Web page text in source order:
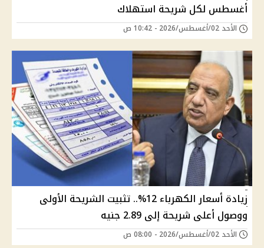
أغسطس لكل شريحة استهلاك
الأحد 02/أغسطس/2026 - 10:42 ص
زيادة أسعار الكهرباء 12%.. تثبيت الشريحة الأولى
ووصول أعلى شريحة إلى 2.89 جنيه
الأحد 02/أغسطس/2026 - 08:00 ص